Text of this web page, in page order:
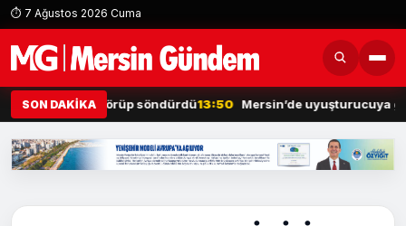
⏱ 7 Ağustos 2026 Cuma
SON DAKİKAgörüp söndürdü13:50 Mersin’de uyuşturucuya geçit